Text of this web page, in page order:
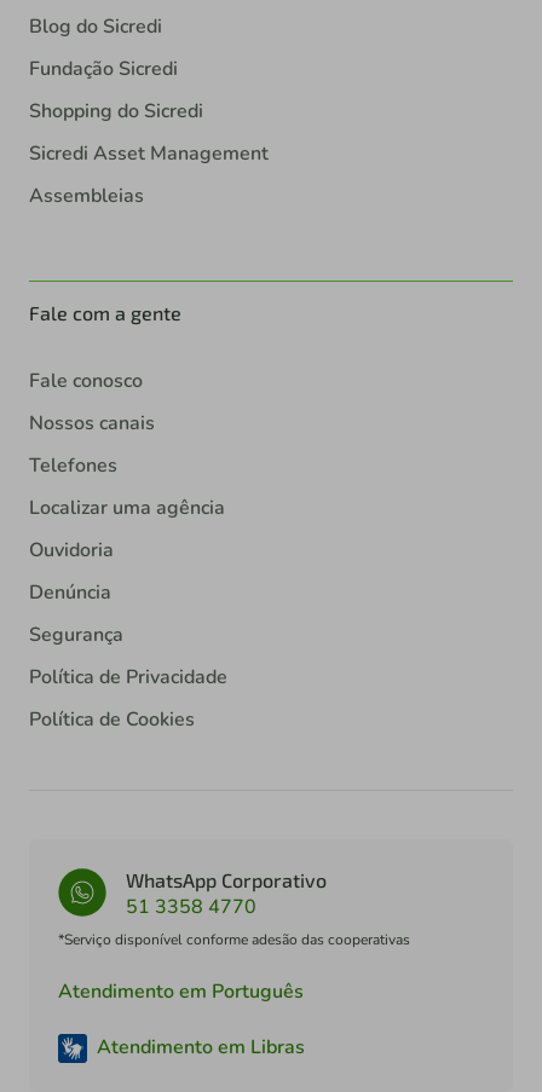
Blog do Sicredi
Fundação Sicredi
Shopping do Sicredi
Sicredi Asset Management
Assembleias
Fale com a gente
Fale conosco
Nossos canais
Telefones
Localizar uma agência
Ouvidoria
Denúncia
Segurança
Política de Privacidade
Política de Cookies
WhatsApp Corporativo
51 3358 4770
*Serviço disponível conforme adesão das cooperativas
Atendimento em Português
Atendimento em Libras